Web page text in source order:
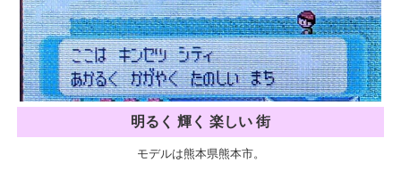
明るく 輝く 楽しい 街
モデルは熊本県熊本市。